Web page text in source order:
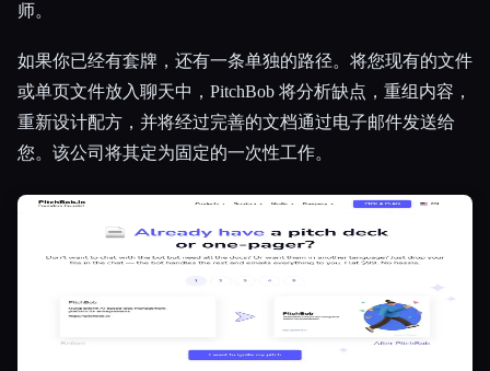
师。
如果你已经有套牌，还有一条单独的路径。将您现有的文件
或单页文件放入聊天中，PitchBob 将分析缺点，重组内容，
重新设计配方，并将经过完善的文档通过电子邮件发送给
您。该公司将其定为固定的一次性工作。